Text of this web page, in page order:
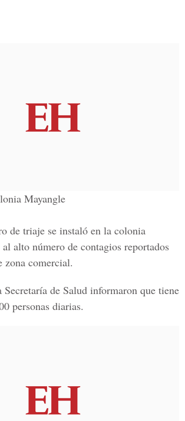
Mayangle
de triaje se instaló en la colonia
alto número de contagios reportados
zona comercial.
Secretaría de Salud informaron que tiene
personas diarias.